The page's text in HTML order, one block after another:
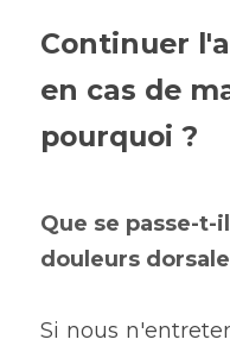
Continuer
en cas de
pourquoi ?
Que se passe-
douleurs
Si nous